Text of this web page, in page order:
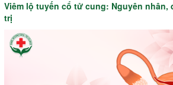
Viêm lộ tuyến cổ tử cung: Nguyên nhân,
trị